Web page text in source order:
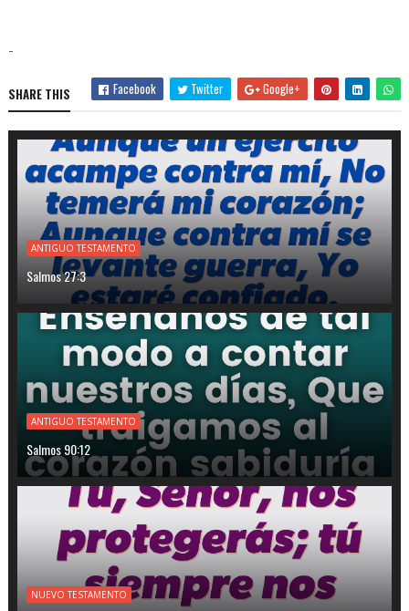
-
SHARE THIS Facebook Twitter Google+
ANTIGUO TESTAMENTO
Salmos 27:3
ANTIGUO TESTAMENTO
Salmos 90:12
NUEVO TESTAMENTO